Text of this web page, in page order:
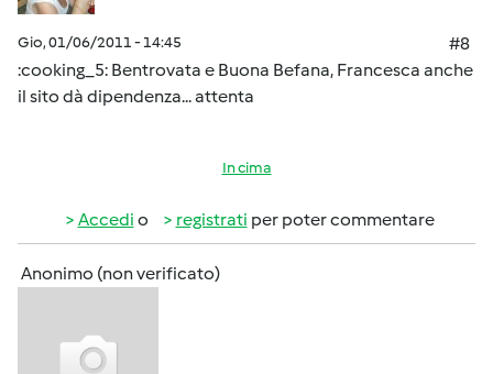
Gio, 01/06/2011 - 14:45
#8
:cooking_5: Bentrovata e Buona Befana, Francesca anche
il sito dà dipendenza... attenta
In cima
Accedi o registrati per poter commentare
Anonimo (non verificato)